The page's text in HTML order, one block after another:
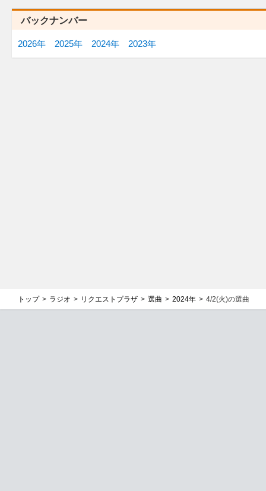
バックナンバー
2026年 2025年 2024年 2023年
トップ ラジオ リクエストプラザ 選曲 2024年 4/2(火)の選曲